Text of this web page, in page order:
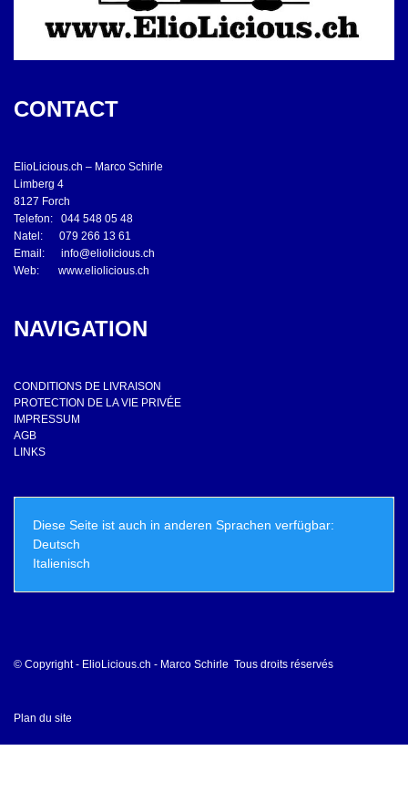
CONTACT
ElioLicious.ch – Marco Schirle
Limberg 4
8127 Forch
Telefon: 044 548 05 48
Natel: 079 266 13 61
Email: info@eliolicious.ch
Web: www.eliolicious.ch
NAVIGATION
CONDITIONS DE LIVRAISON
PROTECTION DE LA VIE PRIVÉE
IMPRESSUM
AGB
LINKS
Diese Seite ist auch in anderen Sprachen verfügbar:
Deutsch
Italienisch
© Copyright - ElioLicious.ch - Marco Schirle Tous droits réservés
Plan du site